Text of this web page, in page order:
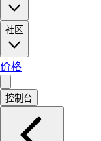
社区
价格
控制台